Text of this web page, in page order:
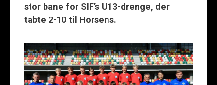
stor bane for SIF’s U13-drenge, der
tabte 2-10 til Horsens.